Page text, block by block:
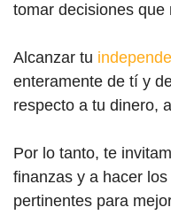
tomar decisiones que
Alcanzar tu
enteramente de tí y
respecto a tu dinero,
Por lo tanto, te
finanzas y a hacer
pertinentes para